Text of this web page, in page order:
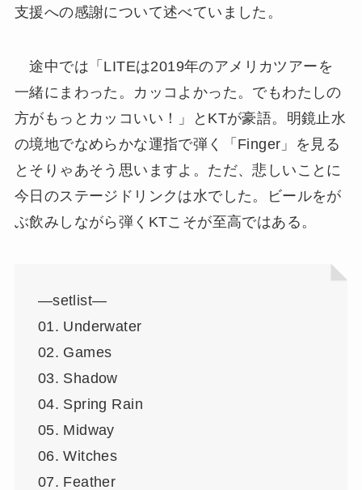
支援への感謝について述べていました。
途中では「LITEは2019年のアメリカツアーを
一緒にまわった。カッコよかった。でもわたしの
方がもっとカッコいい！」とKTが豪語。明鏡止水
の境地でなめらかな運指で弾く「Finger」を見る
とそりゃあそう思いますよ。ただ、悲しいことに
今日のステージドリンクは水でした。ビールをが
ぶ飲みしながら弾くKTこそが至高ではある。
—setlist—
01. Underwater
02. Games
03. Shadow
04. Spring Rain
05. Midway
06. Witches
07. Feather